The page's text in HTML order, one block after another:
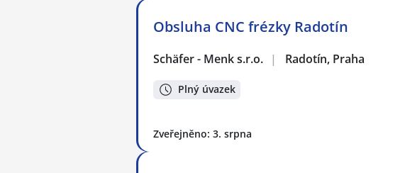
Obsluha CNC frézky Radotín
Schäfer - Menk s.r.o. | Radotín, Praha
Plný úvazek
Zveřejněno: 3. srpna